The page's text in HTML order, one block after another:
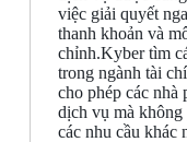
việc giải quyết
thanh khoản và
chỉnh.Kyber tìm
trong ngành tài
cho phép các nhà
dịch vụ mà không
các nhu cầu khác